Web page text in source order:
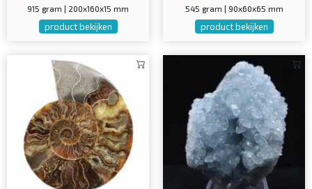
915 gram | 200x160x15 mm
product bekijken
545 gram | 90x60x65 mm
product bekijken